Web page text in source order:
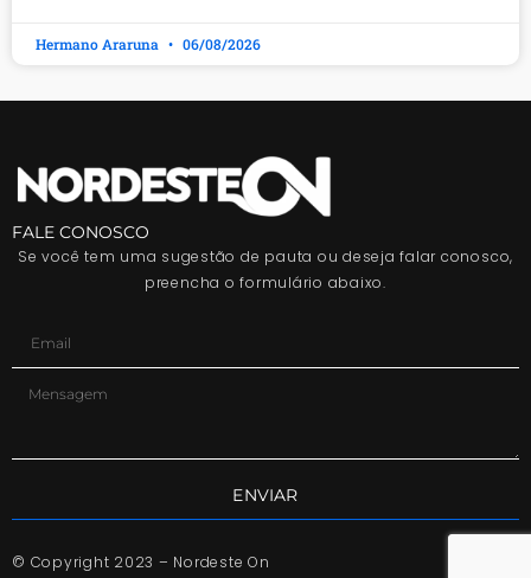
Hermano Araruna 06/08/2026
FALE CONOSCO
Se você tem uma sugestão de pauta ou deseja falar conosco,
preencha o formulário abaixo.
ENVIAR
© Copyright 2023 – Nordeste On